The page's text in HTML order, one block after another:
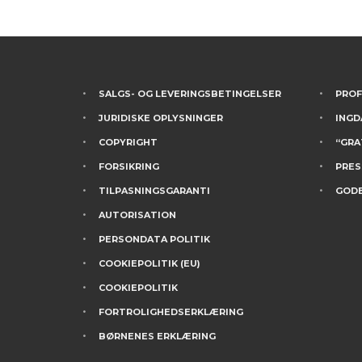
SALGS- OG LEVERINGSBETINGELSER
JURIDISKE OPLYSNINGER
COPYRIGHT
FORSIKRING
TILPASNINGSGARANTI
AUTORISATION
PERSONDATA POLITIK
COOKIEPOLITIK (EU)
COOKIEPOLITIK
FORTROLIGHEDSERKLÆRING
BØRNENES ERKLÆRING